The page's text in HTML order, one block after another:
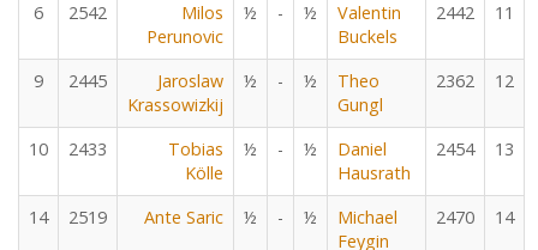
6 2542
Milos
Perunovic
½ - ½
Valentin
Buckels
2442 11
9 2445
Jaroslaw
Krassowizkij
½ - ½
Theo
Gungl
2362 12
10 2433
Tobias
Kölle
½ - ½
Daniel
Hausrath
2454 13
14 2519 Ante Saric ½ - ½
Michael
Feygin
2470 14